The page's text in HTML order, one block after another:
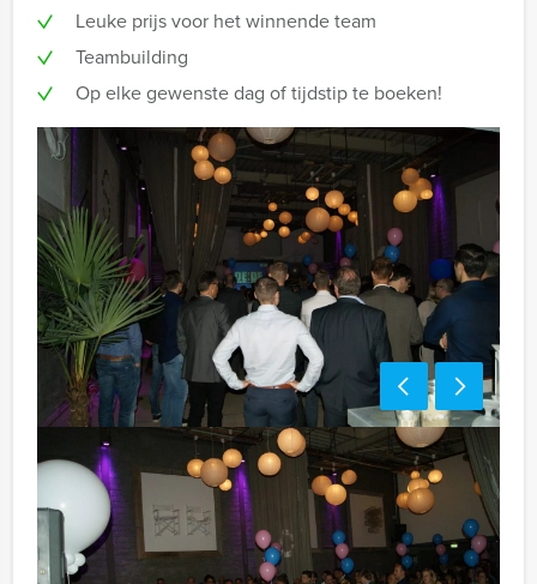
Leuke prijs voor het winnende team
Teambuilding
Op elke gewenste dag of tijdstip te boeken!
Bezorgkosten:
€ 100,00 excl. BTW
Handige tip: